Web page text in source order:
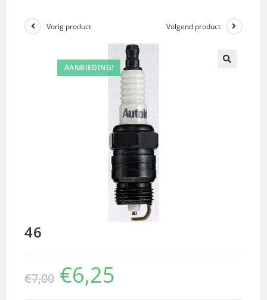
AANBIEDING!
Vorig product Volgend product
46
€7,00 €6,25